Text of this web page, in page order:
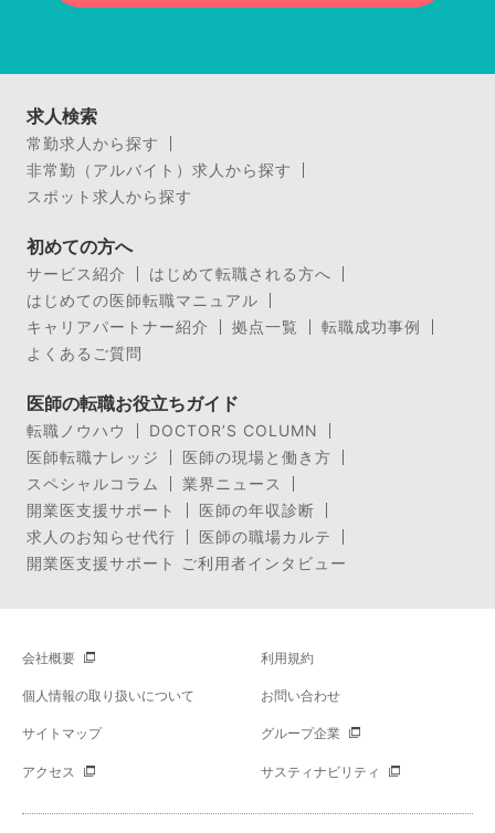
求人検索
常勤求人から探す
非常勤（アルバイト）求人から探す
スポット求人から探す
初めての方へ
サービス紹介
はじめて転職される方へ
はじめての医師転職マニュアル
キャリアパートナー紹介
拠点一覧
転職成功事例
よくあるご質問
医師の転職お役立ちガイド
転職ノウハウ
DOCTOR’S COLUMN
医師転職ナレッジ
医師の現場と働き方
スペシャルコラム
業界ニュース
開業医支援サポート
医師の年収診断
求人のお知らせ代行
医師の職場カルテ
開業医支援サポート ご利用者インタビュー
会社概要 利用規約
個人情報の取り扱いについて お問い合わせ
サイトマップ グループ企業
アクセス サスティナビリティ